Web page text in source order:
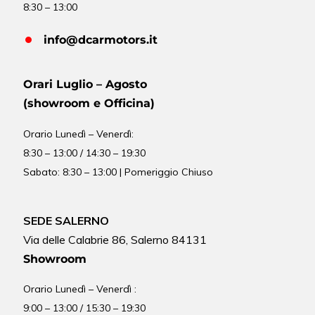
8:30 – 13:00
info@dcarmotors.it
Orari Luglio – Agosto
(showroom e Officina)
OrarioLunedì – Venerdì:
8:30 – 13:00 / 14:30 – 19:30
Sabato: 8:30 – 13:00 | Pomeriggio Chiuso
SEDE SALERNO
Via delle Calabrie 86, Salerno 84131
Showroom
Orario Lunedì – Venerdì :
9:00 – 13:00 / 15:30 – 19:30